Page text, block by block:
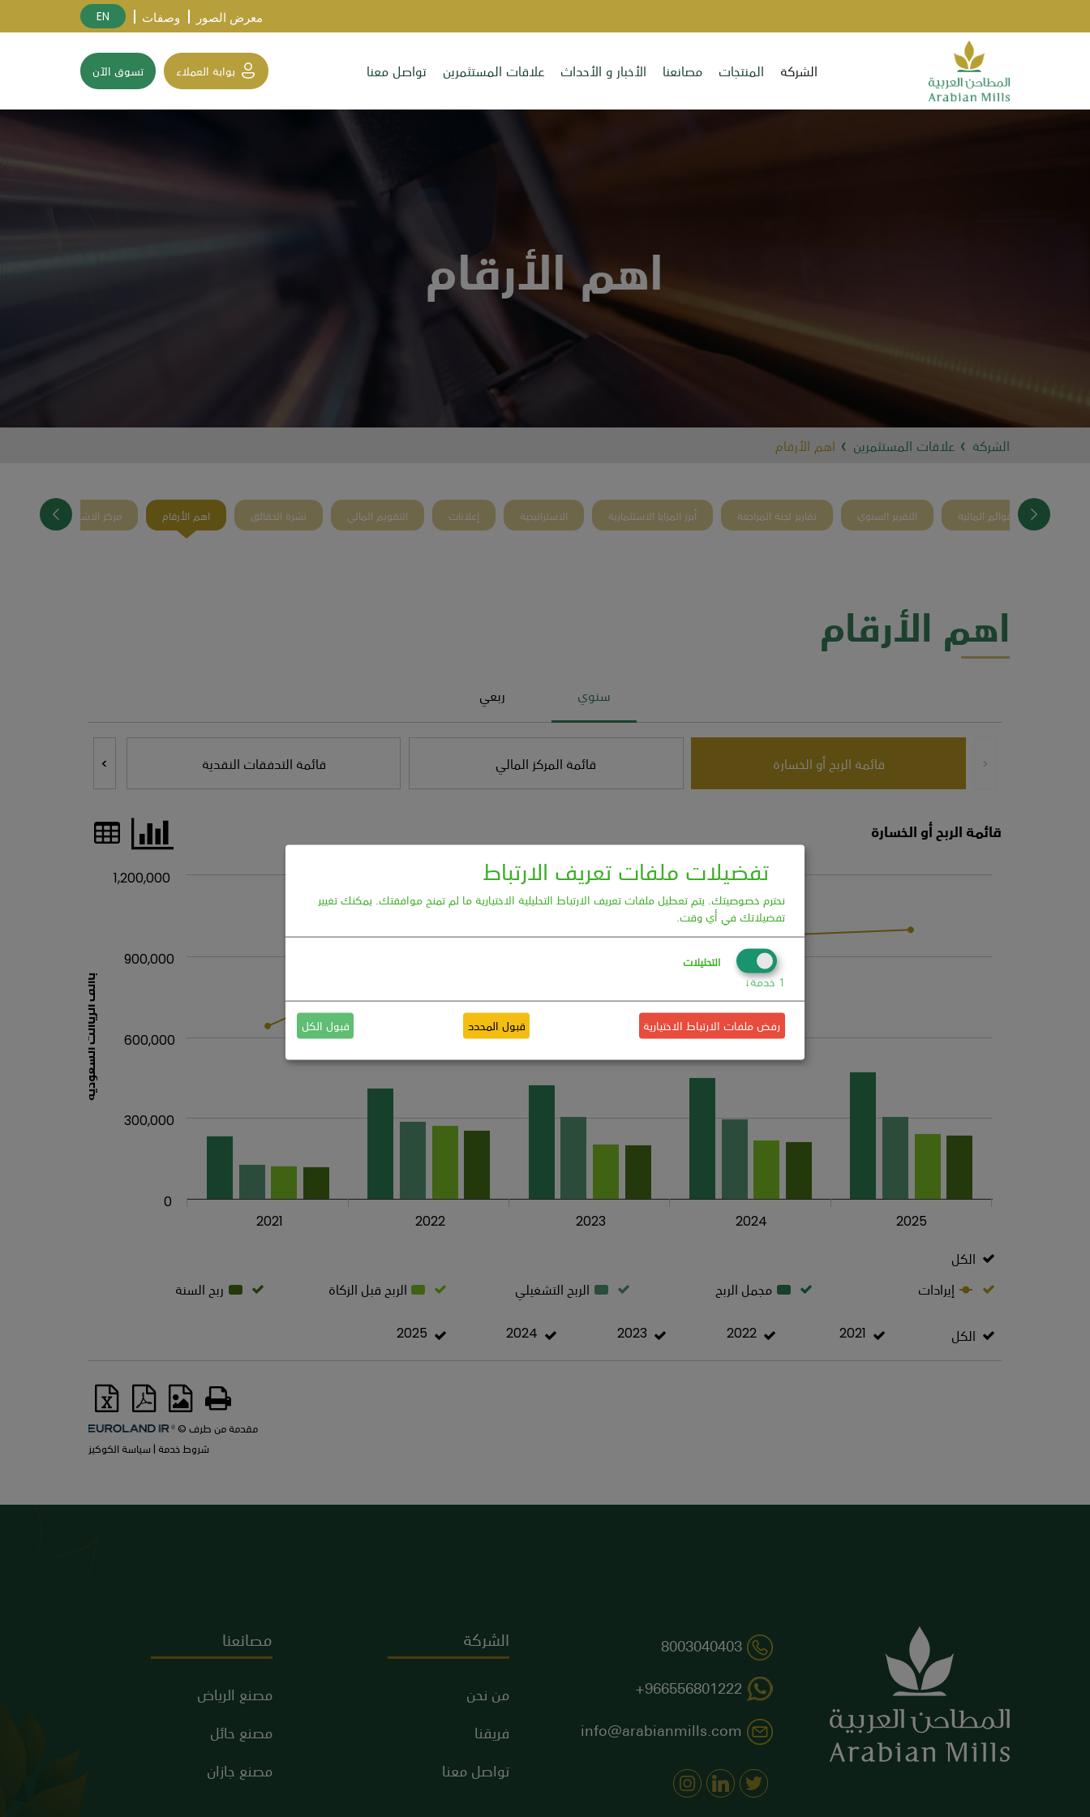
معرض الصور وصفات EN
الشركة المنتجات مصانعنا الأخبار و الأحداث علاقات المستثمرين تواصل معنا بوابة العملاء تسوق الآن
اهم الأرقام
الشركة علاقات المستثمرين اهم الأرقام
القوائم المالية التقرير السنوي تقارير لجنة المراجعة أبرز المزايا الاستثمارية الاستراتيجية إعلانات التقويم المالي نشرة الحقائق اهم الأرقام مركز الاشتراك
اهم الأرقام
8003040403
966556801222+
info@arabianmills.com
الشركة
من نحن
فريقنا
تواصل معنا
مصانعنا
مصنع الرياض
مصنع حائل
مصنع جازان
تفضيلات ملفات تعريف الارتباط
نحترم خصوصيتك. يتم تعطيل ملفات تعريف الارتباط التحليلية الاختيارية ما لم تمنح موافقتك. يمكنك تغيير
تفضيلاتك في أي وقت.
التحليلات
↓ 1خدمة
رفض ملفات الارتباط الاختيارية قبول المحدد قبول الكل